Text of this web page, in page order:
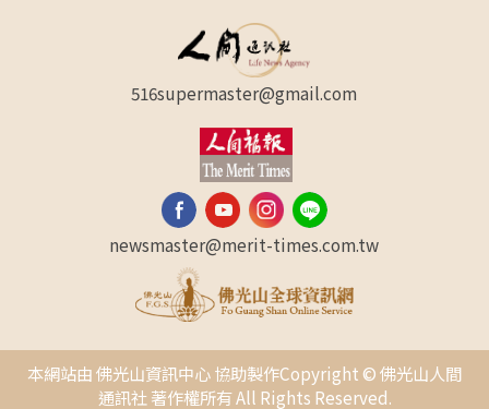
516supermaster@gmail.com
newsmaster@merit-times.com.tw
本網站由 佛光山資訊中心 協助製作Copyright © 佛光山人間
通訊社 著作權所有 All Rights Reserved.